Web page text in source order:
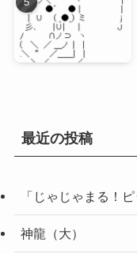
最近の投稿
「じゃじゃまる！
神龍（大）